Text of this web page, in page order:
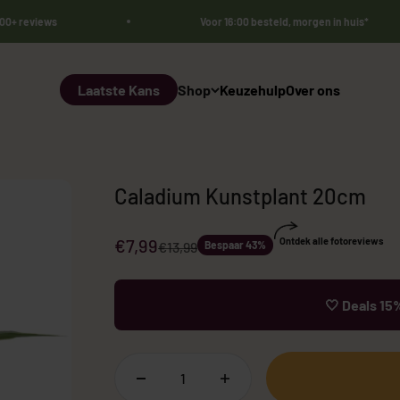
reviews Voor 16:00 besteld, morgen in huis*
Laatste Kans Shop KeuzehulpOver ons
Caladium Kunstplant 20cm
Aanbiedingsprijs
€7,99Normale prijs
€13,99 Bespaar 43% Ontdek alle fotoreviews
🤍 Deals